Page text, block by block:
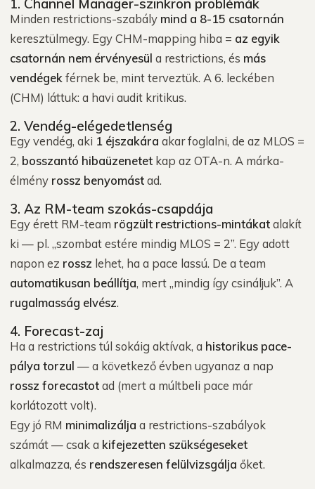
1. Channel Manager-szinkron problémák
Minden restrictions-szabály mind a 8-15 csatornán
keresztülmegy. Egy CHM-mapping hiba = az egyik
csatornán nem érvényesül a restrictions, és más
vendégek férnek be, mint terveztük. A 6. leckében
(CHM) láttuk: a havi audit kritikus.
2. Vendég-elégedetlenség
Egy vendég, aki 1 éjszakára akar foglalni, de az MLOS =
2, bosszantó hibaüzenetet kap az OTA-n. A márka-
élmény rossz benyomástad.
3. Az RM-team szokás-csapdája
Egy érett RM-team rögzült restrictions-mintákatalakít
ki — pl. „szombat estére mindig MLOS = 2”. Egy adott
napon ez rossz lehet, ha a pace lassú. De a team
automatikusan beállítja, mert „mindig így csináljuk”. A
rugalmasság elvész.
4. Forecast-zaj
Ha a restrictions túl sokáig aktívak, a historikus pace-
pálya torzul — a következő évben ugyanaz a nap
rossz forecastotad (mert a múltbeli pace már
korlátozott volt).
Egy jó RM minimalizálja a restrictions-szabályok
számát — csak a kifejezetten szükségeseket
alkalmazza, és rendszeresen felülvizsgálja őket.